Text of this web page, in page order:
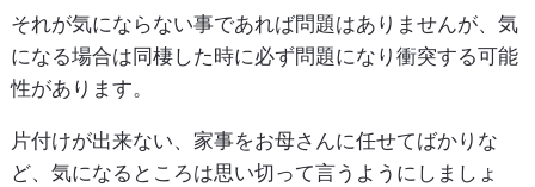
それが気にならない事であれば問題はありませんが、気
になる場合は同棲した時に必ず問題になり衝突する可能
性があります。
片付けが出来ない、家事をお母さんに任せてばかりな
ど、気になるところは思い切って言うようにしましょ